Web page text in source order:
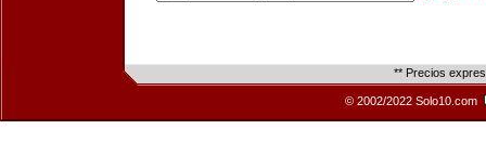
** Precios
© 2002/2022 Solo10.com